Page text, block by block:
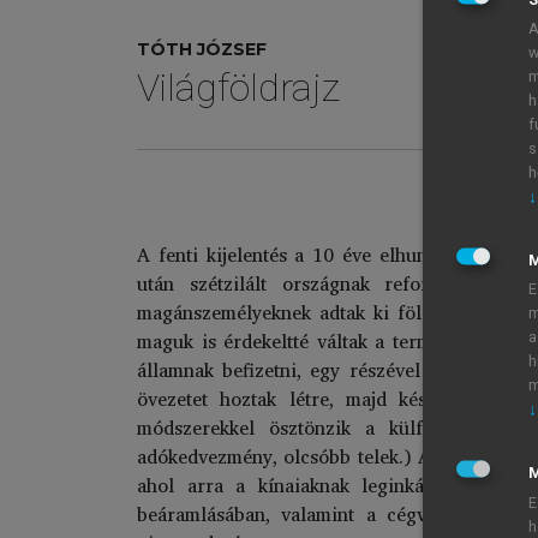
TÓTH JÓZSEF
Világföldrajz
A fenti kijelentés a 10 éve elhunyt Deng
után szétzilált országnak reformokra
magánszemélyeknek adtak ki földeket, akik
maguk is érdekeltté váltak a termelésben.
államnak befizetni, egy részével szabadon
övezetet hoztak létre, majd később 14
módszerekkel ösztönzik a külföldi
adókedvezmény, olcsóbb telek.) A kínai
ahol arra a kínaiaknak leginkább
beáramlásában, valamint a cégvezetési
↓
↓